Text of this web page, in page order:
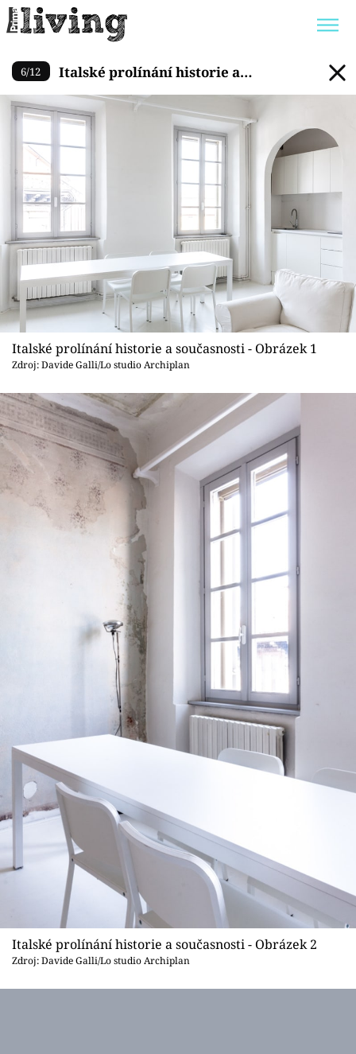
Trendy: JAK UŠETŘIT
POKOJOVÉ KVĚTINY
BYDLENÍ SLAVNÝCH
ZAHRADA
Témata
Bydlení
Zahrada
Design
Sledujte prima+
Přihlášení
Sledujte nás
Italské prolínání historie a
6/12
Italské prolínání historie a
současnosti
Italské prolínání historie a současnosti - Obrázek 1
Zdroj: Davide Galli/Lo studio Archiplan
Italské prolínání historie a současnosti - Obrázek 2
Zdroj: Davide Galli/Lo studio Archiplan